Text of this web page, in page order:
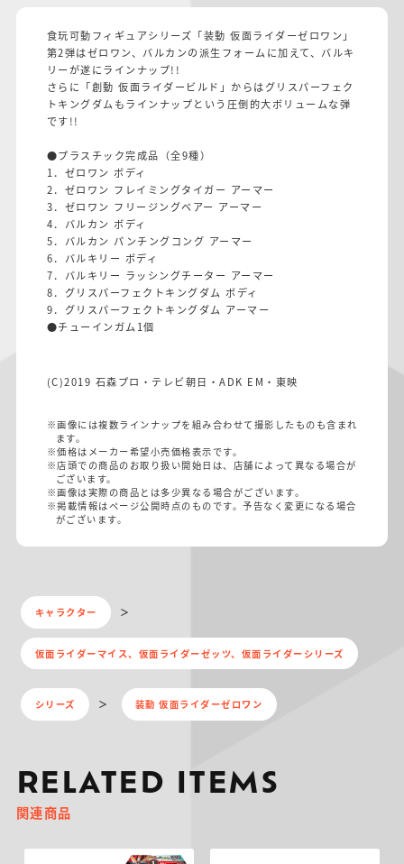
食玩可動フィギュアシリーズ「装動 仮面ライダーゼロワン」
第2弾はゼロワン、バルカンの派生フォームに加えて、バルキ
リーが遂にラインナップ!!
さらに「創動 仮面ライダービルド」からはグリスパーフェク
トキングダムもラインナップという圧倒的大ボリュームな弾
です!!
●プラスチック完成品（全9種）
1．ゼロワン ボディ
2．ゼロワン フレイミングタイガー アーマー
3．ゼロワン フリージングベアー アーマー
4．バルカン ボディ
5．バルカン パンチングコング アーマー
6．バルキリー ボディ
7．バルキリー ラッシングチーター アーマー
8．グリスパーフェクトキングダム ボディ
9．グリスパーフェクトキングダム アーマー
●チューインガム1個
(C)2019 石森プロ・テレビ朝日・ADK EM・東映
※画像には複数ラインナップを組み合わせて撮影したものも含まれ
ます。
※価格はメーカー希望小売価格表示です。
※店頭での商品のお取り扱い開始日は、店舗によって異なる場合が
ございます。
※画像は実際の商品とは多少異なる場合がございます。
※掲載情報はページ公開時点のものです。予告なく変更になる場合
がございます。
キャラクター
仮面ライダーマイス、仮面ライダーゼッツ、仮面ライダーシリーズ
シリーズ 装動 仮面ライダーゼロワン
RELATED ITEMS
関連商品